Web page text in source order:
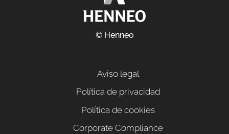
© Henneo
Aviso legal
Política de privacidad
Política de cookies
Corporate Compliance